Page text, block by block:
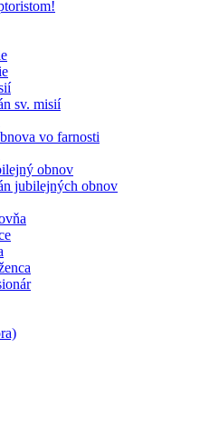
sv. misií
vo farnosti
obnov
jubilejných obnov